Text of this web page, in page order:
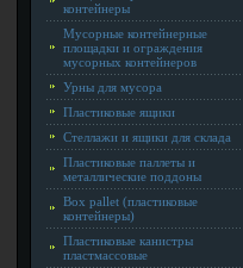
контейнеры
Мусорные контейнерные
площадки и ограждения
мусорных контейнеров
Урны для мусора
Пластиковые ящики
Стеллажи и ящики для склада
Пластиковые паллеты и
металлические поддоны
Box pallet (пластиковые
контейнеры)
Пластиковые канистры
пластмассовые